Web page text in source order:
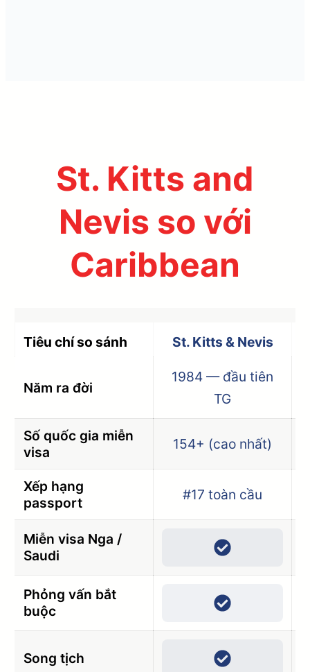
St. Kitts and
Nevis so với
Caribbean
Tiêu chí so sánh St. Kitts & Nevis
Năm ra đời
1984 — đầu tiên
TG
Số quốc gia miễn
visa
154+ (cao nhất)
Xếp hạng
passport
#17 toàn cầu
Miễn visa Nga /
Saudi
Phỏng vấn bắt
buộc
Song tịch